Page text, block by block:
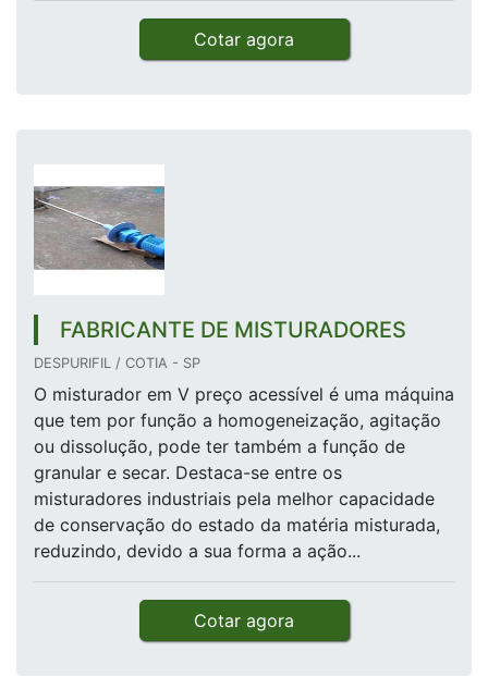
Cotar agora
FABRICANTE DE MISTURADORES
DESPURIFIL / COTIA - SP
O misturador em V preço acessível é uma máquina
que tem por função a homogeneização, agitação
ou dissolução, pode ter também a função de
granular e secar. Destaca-se entre os
misturadores industriais pela melhor capacidade
de conservação do estado da matéria misturada,
reduzindo, devido a sua forma a ação...
Cotar agora